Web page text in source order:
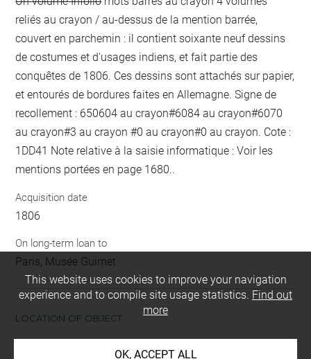
reliés au crayon / au-dessus de la mention barrée,
couvert en parchemin : il contient soixante neuf dessins
de costumes et d'usages indiens, et fait partie des
conquêtes de 1806. Ces dessins sont attachés sur papier,
et entourés de bordures faites en Allemagne. Signe de
recollement : 650604 au crayon#6084 au crayon#6070
au crayon#3 au crayon #0 au crayon#0 au crayon. Cote :
1DD41 Note relative à la saisie informatique : Voir les
mentions portées en page 1680..
Acquisition date
1806
On long-term loan to
Paris, Musée Guimet
LOCATION OF OBJECT
This website uses cookies to improve your navigation
experience and to compile site usage statistics. Find out
more
OK, ACCEPT ALL